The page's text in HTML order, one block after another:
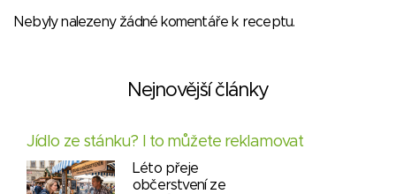
Nebyly nalezeny žádné komentáře k receptu.
Nejnovější články
Jídlo ze stánku? I to můžete reklamovat
Léto přeje
občerstvení ze